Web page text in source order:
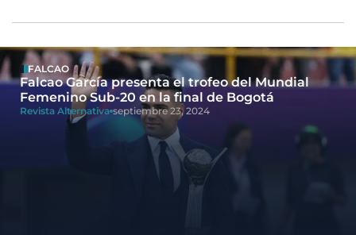
FALCAO
Falcao García presenta el trofeo del Mundial
Femenino Sub-20 en la final de Bogotá
Revista Alternativa septiembre 23, 2024